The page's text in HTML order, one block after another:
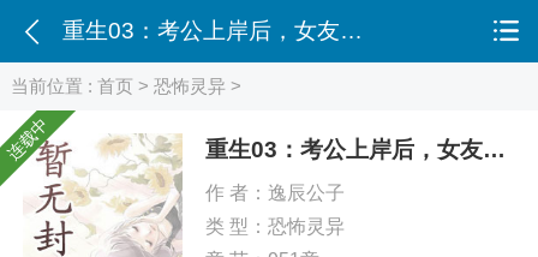
当前位置 :首页 >恐怖灵异 >
连载中 重生03：考公上岸后，女友慌了
作 者： 逸辰公子
类 型： 恐怖灵异
重生03：考公上岸后，女友慌了